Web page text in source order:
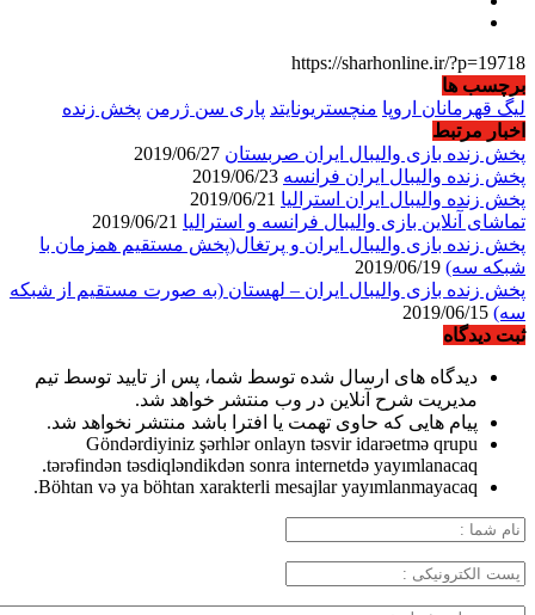
https://sharhonline.ir/?p=19718
برچسب ها
لیگ قهرمانان اروپا منچستریونایتد پاری سن ژرمن پخش زنده
اخبار مرتبط
پخش زنده بازی والیبال ایران صربستان
پخش زنده والیبال ایران فرانسه
پخش زنده والیبال ایران استرالیا
تماشای آنلاین بازی والیبال فرانسه و استرالیا
پخش زنده بازی والیبال ایران و پرتغال(پخش مستقیم همزمان با
شبکه سه)
پخش زنده بازی والیبال ایران – لهستان (به صورت مستقیم از شبکه
سه)
ثبت دیدگاه
دیدگاه های ارسال شده توسط شما، پس از تایید توسط تیم
مدیریت شرح آنلاین در وب منتشر خواهد شد.
پیام هایی که حاوی تهمت یا افترا باشد منتشر نخواهد شد.
Göndərdiyiniz şərhlər onlayn təsvir idarəetmə qrupu
tərəfindən təsdiqləndikdən sonra internetdə yayımlanacaq.
Böhtan və ya böhtan xarakterli mesajlar yayımlanmayacaq.